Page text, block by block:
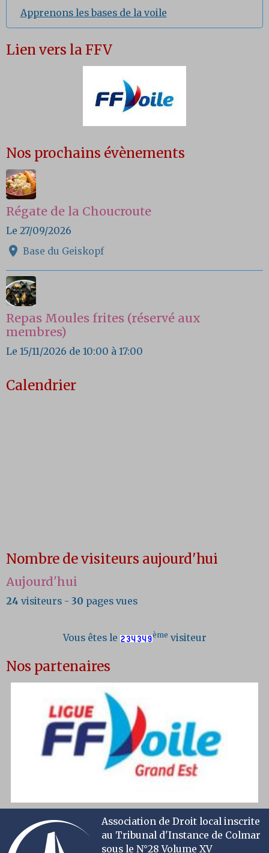
Apprenons les bases de la voile
Lien vers la FFV
Nos prochains évènements
Régate de la Choucroute
Le 27/09/2026
Base du Geiskopf
Repas Moules frites (réservé aux
membres)
Le 15/11/2026 de 10:00 à 17:00
Calendrier
Nombre de visiteurs aujourd'hui
Aujourd'hui
24 visiteurs - 30 pages vues
Vous êtes le ème visiteur
Nos partenaires
Association de Droit local inscrite
au Tribunal d'Instance de Colmar
sous le N°28 Volume XV